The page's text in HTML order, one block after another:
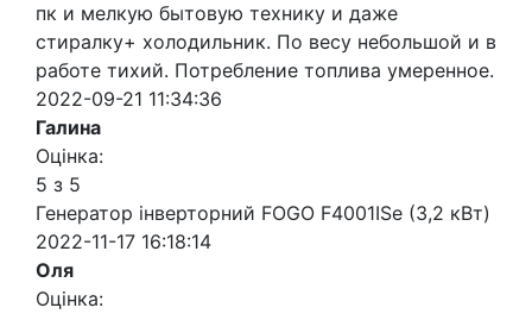
пк и мелкую бытовую технику и даже
стиралку+ холодильник. По весу небольшой и в
работе тихий. Потребление топлива умеренное.
2022-09-21 11:34:36
Галина
Оцінка:
5 з 5
Генератор інверторний FOGO F4001ISe (3,2 кВт)
2022-11-17 16:18:14
Оля
Оцінка: